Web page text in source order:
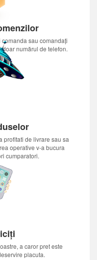
sau comandați
numărul de telefon.
profitati de livrare sau sa
operative v-a bucura
cumparatori.
a caror pret este
placuta.